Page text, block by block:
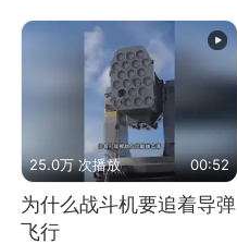
25.0万 次播放 00:52
为什么战斗机要追着导弹
飞行